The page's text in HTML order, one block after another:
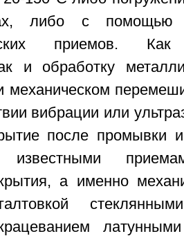
либо с помощью
приемов. Как
и обработку
механическом
вибрации или
после промывки
известными
а именно